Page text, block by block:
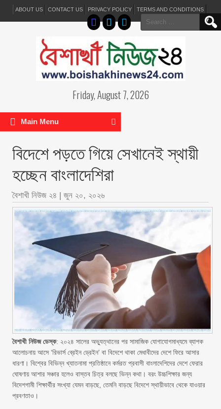
ABOUT US CONTACT US PRIVACY POLICY TERMS AND CONDITIONS
Search
for:
Friday, August 7, 2026
Main Menu
বিদেশে পড়তে গিয়ে সেখানেই স্থায়ী
হচ্ছেন বাংলাদেশিরা
বৈশাখী নিউজ ২৪ | জুন ২০, ২০২৬
বৈশাখী নিউজ ডেস্ক: ২০২৪ সালের অভ্যুত্থানের পর সামাজিক যোগাযোগমাধ্যমে ব্যাপক
আলোচনায় আসে ‘রিভার্স ব্রেইন ড্রেইন’ বা বিদেশে থাকা মেধাবীদের দেশে ফিরে আসার
ধারণা। বিশ্বের বিভিন্ন খ্যাতনামা প্রতিষ্ঠানে কর্মরত প্রবাসী বাংলাদেশিদের দেশে ফেরার
ঘোষণায় আশার সঞ্চার হলেও বাস্তব চিত্র বলছে ভিন্ন কথা। বরং উচ্চশিক্ষার জন্য
বিদেশগামী শিক্ষার্থীর সংখ্যা যেমন বাড়ছে, তেমনি বাড়ছে বিদেশে স্থায়ীভাবে থেকে যাওয়ার
প্রবণতাও।